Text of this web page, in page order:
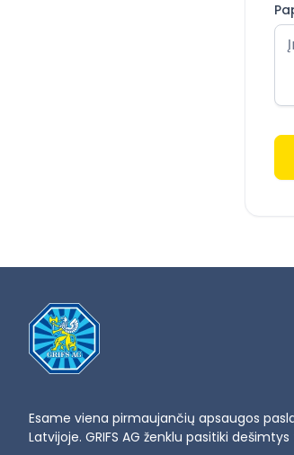
Esame viena pirmaujančių apsaugos
Latvijoje. GRIFS AG ženklu pasitiki